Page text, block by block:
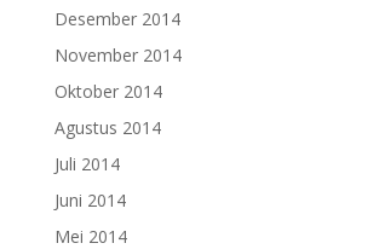
Desember 2014
November 2014
Oktober 2014
Agustus 2014
Juli 2014
Juni 2014
Mei 2014